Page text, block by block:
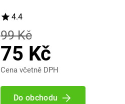
4.4
99 Kč
75 Kč
Cena včetně DPH
Do obchodu